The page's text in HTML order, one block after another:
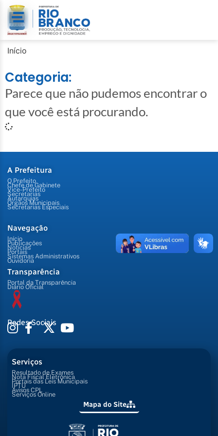
Início
Categoria:
Parece que não pudemos encontrar o
que você está procurando.
A Prefeitura
O Prefeito
Chefe de Gabinete
Vice-Prefeito
Secretarias
Autarquias
Órgãos Municipais
Secretarias Especiais
Navegação
Início
Publicações
Notícias
Portais
Sistemas Administrativos
Ouvidoria
Transparência
Portal da Transparência
Diário Oficial
Redes Sociais
Serviços
Resultado de Exames
Nota Fiscal Eletrônica
Portais das Leis Municipais
IPTU
Avisos CPL
Serviços Online
Mapa do Site